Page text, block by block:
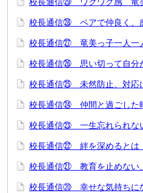
校長通信㉘ ペアで仲良く、
校長通信㉗ 竜美っ子一人一
校長通信㉖ 思い切って自分
校長通信㉕ 未然防止、対応
校長通信㉔ 仲間と過ごした
校長通信㉓ 一生忘れられな
校長通信㉒ 絆を深めるとは
校長通信㉑ 教育を止めない
校長通信⑳ 幸せな気持ちに